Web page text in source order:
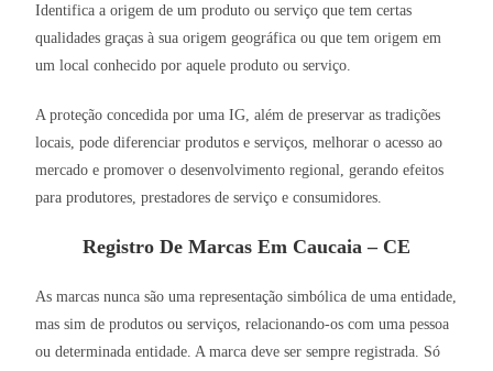
Identifica a origem de um produto ou serviço que tem certas
qualidades graças à sua origem geográfica ou que tem origem em
um local conhecido por aquele produto ou serviço.
A proteção concedida por uma IG, além de preservar as tradições
locais, pode diferenciar produtos e serviços, melhorar o acesso ao
mercado e promover o desenvolvimento regional, gerando efeitos
para produtores, prestadores de serviço e consumidores.
Registro De Marcas Em Caucaia – CE
As marcas nunca são uma representação simbólica de uma entidade,
mas sim de produtos ou serviços, relacionando-os com uma pessoa
ou determinada entidade. A marca deve ser sempre registrada. Só